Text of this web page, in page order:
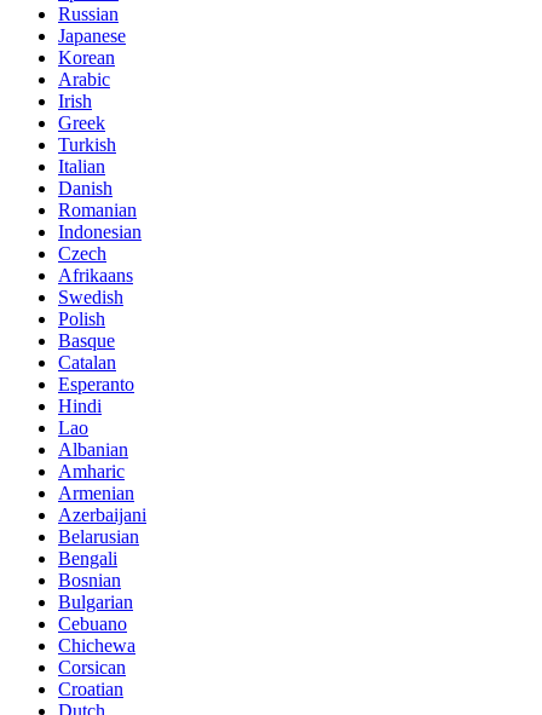
Russian
Japanese
Korean
Arabic
Irish
Greek
Turkish
Italian
Danish
Romanian
Indonesian
Czech
Afrikaans
Swedish
Polish
Basque
Catalan
Esperanto
Hindi
Lao
Albanian
Amharic
Armenian
Azerbaijani
Belarusian
Bengali
Bosnian
Bulgarian
Cebuano
Chichewa
Corsican
Croatian
Dutch